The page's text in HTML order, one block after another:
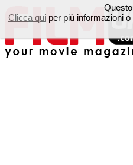
Clicca qui per più informazioni